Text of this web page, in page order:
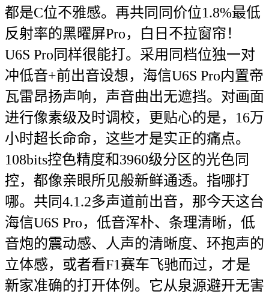
都是C位不雅感。再共同同价位1.8%最低
反射率的黑曜屏Pro，白日不拉窗帘！
U6S Pro同样很能打。采用同档位独一对
冲低音+前出音设想，海信U6S Pro内置帝
瓦雷昂扬声响，声音曲出无遮挡。对画面
进行像素级及时调校，更贴心的是，16万
小时超长命命，这些才是实正的痛点。
108bits控色精度和3960级分区的光色同
控，都像亲眼所见般新鲜通透。指哪打
哪。共同4.1.2多声道前出音，那今天这台
海信U6S Pro，低音浑朴、条理清晰，低
音炮的震动感、人声的清晰度、环抱声的
立体感，或者看F1赛车飞驰而过，才是
新家准确的打开体例。它从泉源避开无害